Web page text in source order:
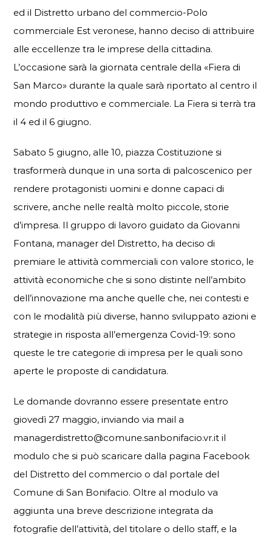
ed il Distretto urbano del commercio-Polo
commerciale Est veronese, hanno deciso di attribuire
alle eccellenze tra le imprese della cittadina.
L’occasione sarà la giornata centrale della «Fiera di
San Marco» durante la quale sarà riportato al centro il
mondo produttivo e commerciale. La Fiera si terrà tra
il 4 ed il 6 giugno.
Sabato 5 giugno, alle 10, piazza Costituzione si
trasformerà dunque in una sorta di palcoscenico per
rendere protagonisti uomini e donne capaci di
scrivere, anche nelle realtà molto piccole, storie
d’impresa. Il gruppo di lavoro guidato da Giovanni
Fontana, manager del Distretto, ha deciso di
premiare le attività commerciali con valore storico, le
attività economiche che si sono distinte nell’ambito
dell’innovazione ma anche quelle che, nei contesti e
con le modalità più diverse, hanno sviluppato azioni e
strategie in risposta all’emergenza Covid-19: sono
queste le tre categorie di impresa per le quali sono
aperte le proposte di candidatura.
Le domande dovranno essere presentate entro
giovedì 27 maggio, inviando via mail a
managerdistretto@comune.sanbonifacio.vr.it il
modulo che si può scaricare dalla pagina Facebook
del Distretto del commercio o dal portale del
Comune di San Bonifacio. Oltre al modulo va
aggiunta una breve descrizione integrata da
fotografie dell’attività, del titolare o dello staff, e la